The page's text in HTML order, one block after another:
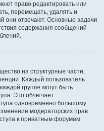
право редактировать или
перемещать, удалять и
они отвечают. Основные задачи
содержания сообщений
на структурные части,
Каждый пользователь
группе могут быть
Это облегчает
одновременно большому
модераторских прав
к приватным форумам.